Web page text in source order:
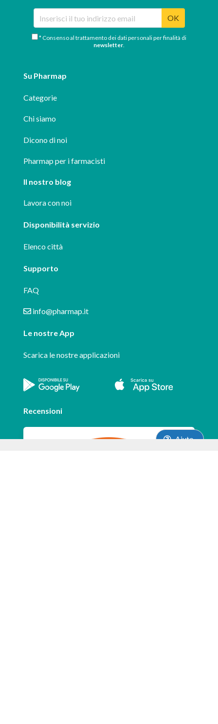
OK
* Consenso al trattamento dei dati personali per finalità di
newsletter.
Su Pharmap
Categorie
Chi siamo
Dicono di noi
Pharmap per i farmacisti
Il nostro blog
Lavora con noi
Disponibilità servizio
Elenco città
Supporto
FAQ
info@pharmap.it
Le nostre App
Scarica le nostre applicazioni
Recensioni
Aiuto